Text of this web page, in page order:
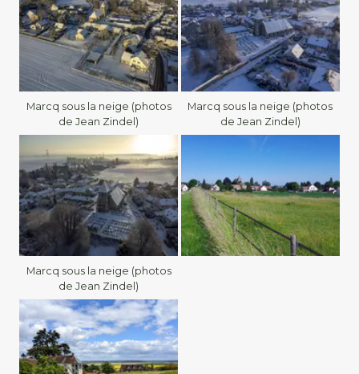
Marcq sous la neige (photos
de Jean Zindel)
Marcq sous la neige (photos
de Jean Zindel)
Marcq sous la neige (photos
de Jean Zindel)